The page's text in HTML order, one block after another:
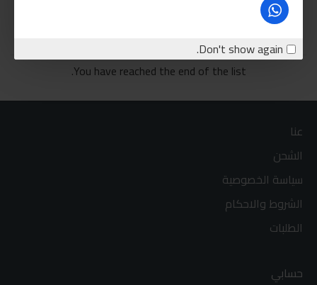
Don't show again.
اشتري الان
You have reached the end of the list.
عنا
الشحن
سياسة الخصوصية
الشروط والاحكام
الطلبات
حسابي